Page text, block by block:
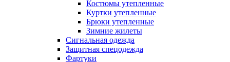
Костюмы утепленные
Куртки утепленные
Брюки утепленные
Зимние жилеты
Сигнальная одежда
Защитная спецодежда
Фартуки